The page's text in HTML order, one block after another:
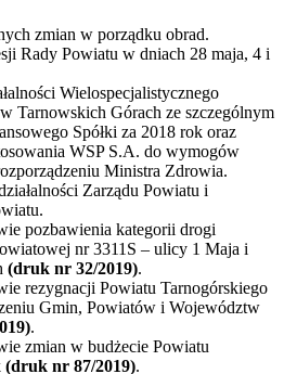
zmian w porządku obrad.
Rady Powiatu w dniach 28 maja, 4 i
Wielospecjalistycznego
Tarnowskich Górach ze szczególnym
Spółki za 2018 rok oraz
WSP S.A. do wymogów
Ministra Zdrowia.
Zarządu Powiatu i
pozbawienia kategorii drogi
nr 3311S – ulicy 1 Maja i
(druk nr 32/2019).
rezygnacji Powiatu Tarnogórskiego
Gmin, Powiatów i Województw
.
zmian w budżecie Powiatu
(druk nr 87/2019).